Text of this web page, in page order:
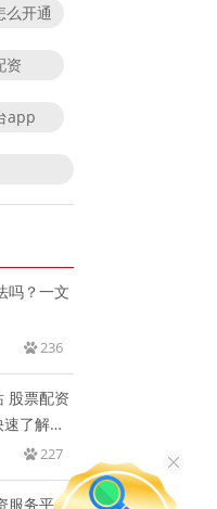
么开通
资
app
吗？一文
236
股票配资
了解盈
227
服务平